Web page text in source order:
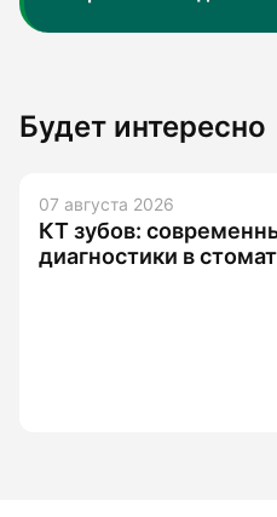
Будет интересно
07 августа 2026
КТ зубов:
диагностики в